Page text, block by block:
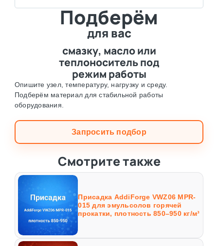
Подберём
для вас
смазку, масло или
теплоноситель под
режим работы
Опишите узел, температуру, нагрузку и среду.
Подберём материал для стабильной работы
оборудования.
Запросить подбор
Смотрите также
Присадка AddiForge VWZ06 MPR-
015 для эмульсолов горячей
прокатки, плотность 850–950 кг/м³